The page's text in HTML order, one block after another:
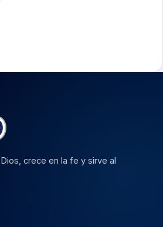
crece en la fe y sirve al